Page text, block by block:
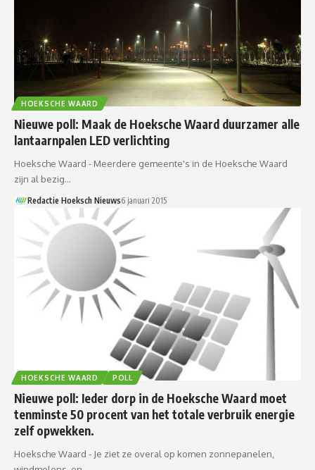
HOEKSCHE WAARD
Nieuwe poll: Maak de Hoeksche Waard duurzamer alle
lantaarnpalen LED verlichting
Hoeksche Waard - Meerdere gemeente's in de Hoeksche Waard
zijn al bezig…
Redactie Hoeksch Nieuws6 januari 2015
HOEKSCHE WAARD POLL
Nieuwe poll: Ieder dorp in de Hoeksche Waard moet
tenminste 50 procent van het totale verbruik energie
zelf opwekken.
Hoeksche Waard - Je ziet ze overal op komen zonnepanelen,